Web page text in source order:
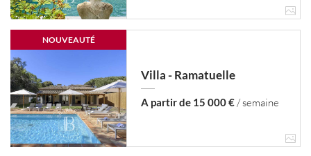
NOUVEAUTÉ
Villa - Ramatuelle
A partir de 15 000 €/ semaine